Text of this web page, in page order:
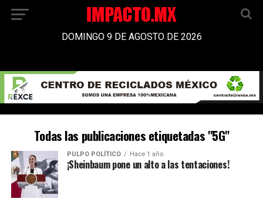
DOMINGO 9 DE AGOSTO DE 2026
Todas las publicaciones etiquetadas "5G"
PULPO POLÍTICO Hace 1 año
¡Sheinbaum pone un alto a las tentaciones!